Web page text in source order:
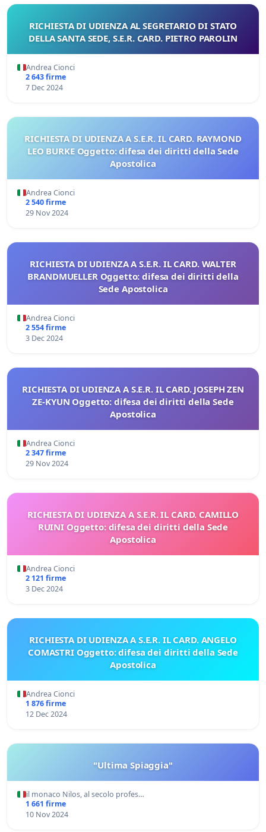
RICHIESTA DI UDIENZA AL SEGRETARIO DI STATO
DELLA SANTA SEDE, S.E.R. CARD. PIETRO PAROLIN
Andrea Cionci
2 643 firme
7 Dec 2024
RICHIESTA DI UDIENZA A S.E.R. IL CARD. RAYMOND
LEO BURKE Oggetto: difesa dei diritti della Sede
Apostolica
Andrea Cionci
2 540 firme
29 Nov 2024
RICHIESTA DI UDIENZA A S.E.R. IL CARD. WALTER
BRANDMUELLER Oggetto: difesa dei diritti della
Sede Apostolica
Andrea Cionci
2 554 firme
3 Dec 2024
RICHIESTA DI UDIENZA A S.E.R. IL CARD. JOSEPH ZEN
ZE-KYUN Oggetto: difesa dei diritti della Sede
Apostolica
Andrea Cionci
2 347 firme
29 Nov 2024
RICHIESTA DI UDIENZA A S.E.R. IL CARD. CAMILLO
RUINI Oggetto: difesa dei diritti della Sede
Apostolica
Andrea Cionci
2 121 firme
3 Dec 2024
RICHIESTA DI UDIENZA A S.E.R. IL CARD. ANGELO
COMASTRI Oggetto: difesa dei diritti della Sede
Apostolica
Andrea Cionci
1 876 firme
12 Dec 2024
"Ultima Spiaggia"
il monaco Nilos, al secolo profes…
1 661 firme
10 Nov 2024